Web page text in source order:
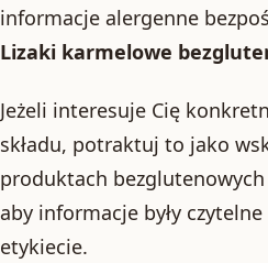
informacje alergenne
Lizaki karmelowe
Jeżeli interesuje Cię
składu, potraktuj to jako
produktach
aby informacje były
etykiecie.